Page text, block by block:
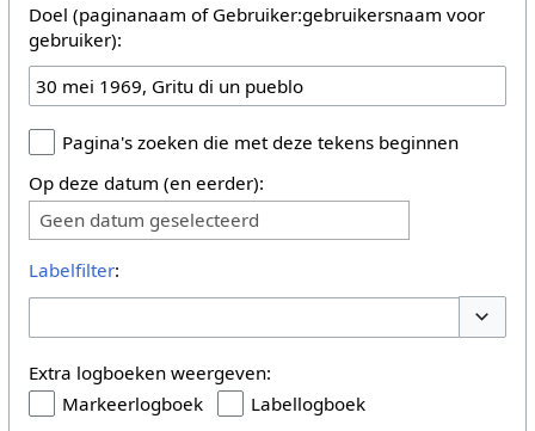
Doel (paginanaam of Gebruiker:gebruikersnaam voor
gebruiker):
Pagina's zoeken die met deze tekens beginnen
Op deze datum (en eerder):
Geen datum geselecteerd
Labelfilter:
Extra logboeken weergeven:
Markeerlogboek
Labellogboek